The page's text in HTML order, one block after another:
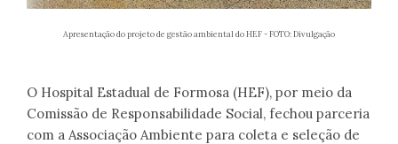
Apresentação do projeto de gestão ambiental do HEF - FOTO: Divulgação
O Hospital Estadual de Formosa (HEF), por meio da
Comissão de Responsabilidade Social, fechou parceria
com a Associação Ambiente para coleta e seleção de